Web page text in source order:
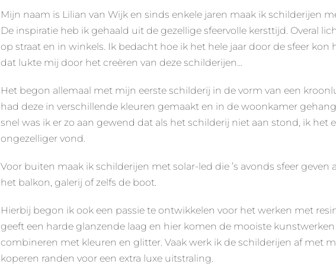
Mijn naam is Lilian van Wijk en sinds enkele jaren maak ik schilderijen
De inspiratie heb ik gehaald uit de gezellige sfeervolle kersttijd. Overal
op straat en in winkels. Ik bedacht hoe ik het hele jaar door de sfeer kon
dat lukte mij door het creëren van deze schilderijen…
Het begon allemaal met mijn eerste schilderij in de vorm van een
had deze in verschillende kleuren gemaakt en in de woonkamer
snel was ik er zo aan gewend dat als het schilderij niet aan stond, ik het
ongezelliger vond.
Voor buiten maak ik schilderijen met solar-led die ’s avonds sfeer geven
het balkon, galerij of zelfs de boot.
Hierbij begon ik ook een passie te ontwikkelen voor het werken met
geeft een harde glanzende laag en hier komen de mooiste
combineren met kleuren en glitter. Vaak werk ik de schilderijen af met
koperen randen voor een extra luxe uitstraling.